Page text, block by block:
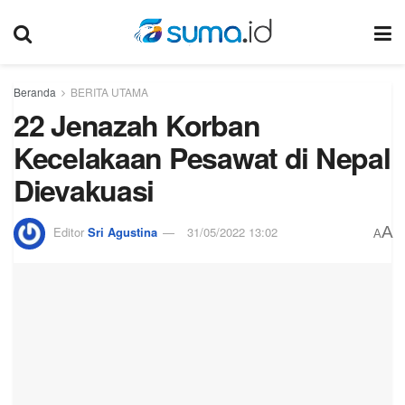
Beranda BERITA UTAMA
22 Jenazah Korban
Kecelakaan Pesawat di Nepal
Dievakuasi
Editor Sri Agustina 31/05/2022 13:02 AA